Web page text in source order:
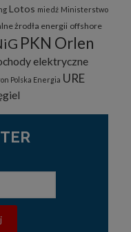
Lotos miedź Ministerstwo
żrodła energii offshore
PKN Orlen
elektryczne
Polska Energia URE